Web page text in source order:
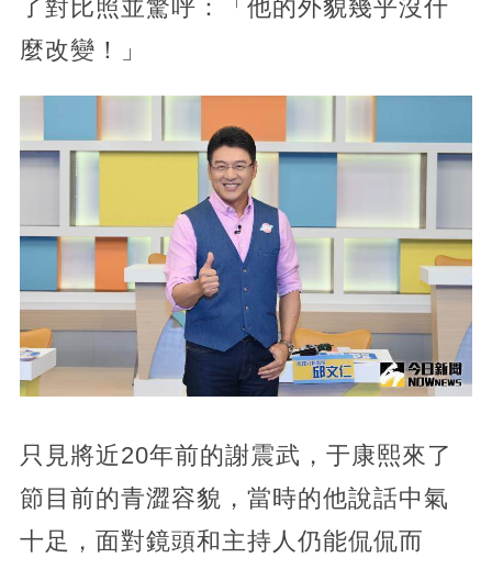
了對比照並驚呼：「他的外貌幾乎沒什
麼改變！」
只見將近20年前的謝震武，于康熙來了
節目前的青澀容貌，當時的他說話中氣
十足，面對鏡頭和主持人仍能侃侃而